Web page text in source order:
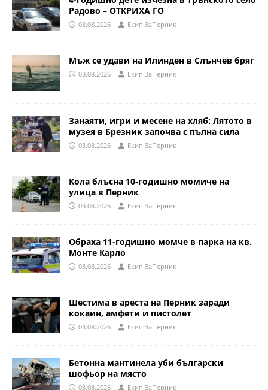
Радово – ОТКРИХА ГО
03.08.2026 Eкип ЗаПерник
Мъж се удави на Илинден в Слънчев бряг
03.08.2026 Eкип ЗаПерник
Занаяти, игри и месене на хляб: Лятото в
музея в Брезник започва с пълна сила
03.08.2026 Eкип ЗаПерник
Кола блъсна 10-годишно момиче на
улица в Перник
03.08.2026 Eкип ЗаПерник
Обраха 11-годишно момче в парка на кв.
Монте Карло
03.08.2026 Eкип ЗаПерник
Шестима в ареста на Перник заради
кокаин, амфети и пистолет
03.08.2026 Eкип ЗаПерник
Бетонна мантинела уби български
шофьор на място
03.08.2026 Eкип ЗаПерник